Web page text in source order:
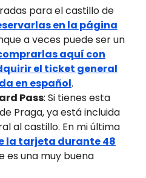
para el castillo de
en la página
a veces puede ser un
aquí con
el ticket general
en español.
Pass: Si tienes esta
Praga, ya está incluida
al castillo. En mi última
la tarjeta durante 48
es una muy buena